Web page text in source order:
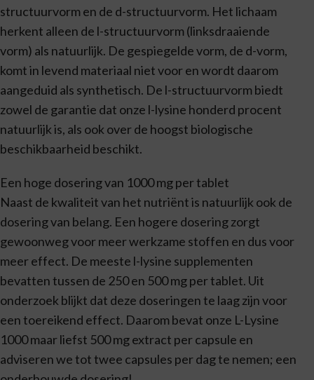
structuurvorm en de d-structuurvorm. Het lichaam
herkent alleen de l-structuurvorm (linksdraaiende
vorm) als natuurlijk. De gespiegelde vorm, de d-vorm,
komt in levend materiaal niet voor en wordt daarom
aangeduid als synthetisch. De l-structuurvorm biedt
zowel de garantie dat onze l-lysine honderd procent
natuurlijk is, als ook over de hoogst biologische
beschikbaarheid beschikt.
Een hoge dosering van 1000 mg per tablet
Naast de kwaliteit van het nutriënt is natuurlijk ook de
dosering van belang. Een hogere dosering zorgt
gewoonweg voor meer werkzame stoffen en dus voor
meer effect. De meeste l-lysine supplementen
bevatten tussen de 250 en 500 mg per tablet. Uit
onderzoek blijkt dat deze doseringen te laag zijn voor
een toereikend effect. Daarom bevat onze L-Lysine
1000 maar liefst 500 mg extract per capsule en
adviseren we tot twee capsules per dag te nemen; een